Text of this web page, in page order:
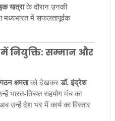
यात्राके दौरान उनकी
मध्यभारत में सफलतापूर्वक
में नियुक्ति: सम्मान और
क्षमताको देखकर डॉ. इंद्रेश
भारत-तिब्बत सहयोग मंच का
उन्हें देश भर में कार्य का विस्तार